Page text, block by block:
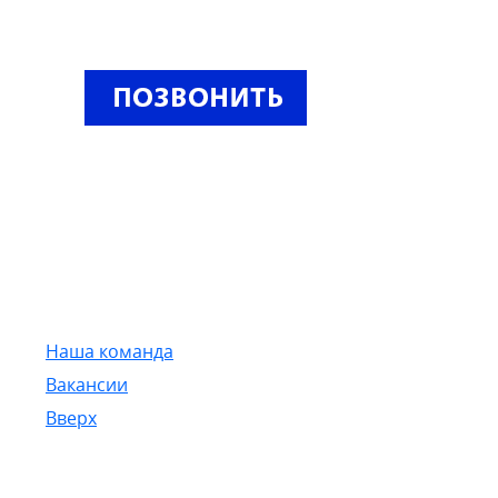
Наша команда
Вакансии
Вверх